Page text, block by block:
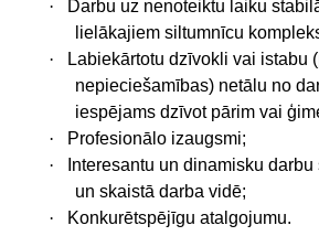
·
Darbu uz nenoteiktu laiku
lielākajiem siltumnīcu
·
Labiekārtotu dzīvokli vai istabu
nepieciešamības) netālu no
iespējams dzīvot pārim vai
·
Profesionālo izaugsmi;
·
Interesantu un dinamisku
un skaistā darba vidē;
·
Konkurētspējīgu atalgojumu.